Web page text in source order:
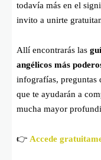
todavía más en el
invito a unirte
Allí encontrarás las
angélicos más
infografías, preguntas
que te ayudarán a
mucha mayor
👉 Accede